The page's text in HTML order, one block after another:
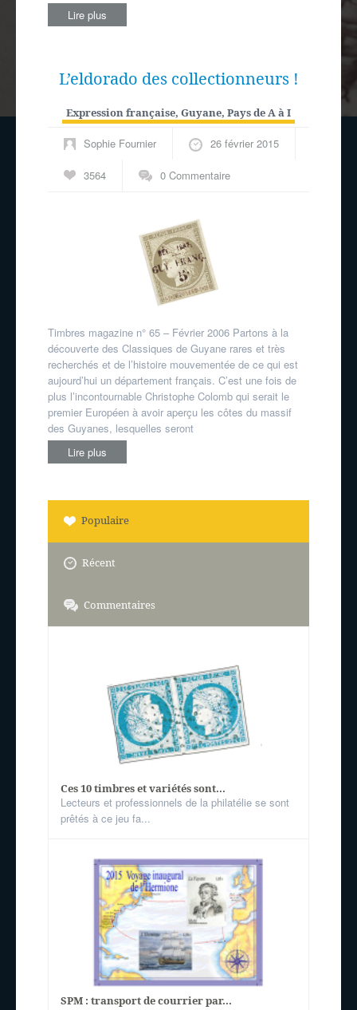
Lire plus
L’eldorado des collectionneurs !
Expression française, Guyane, Pays de A à I
Sophie Fournier 26 février 2015
3564 0 Commentaire
Timbres magazine n° 65 – Février 2006 Partons à la
découverte des Classiques de Guyane rares et très
recherchés et de l’histoire mouvementée de ce qui est
aujourd’hui un département français. C’est une fois de
plus l’incontournable Christophe Colomb qui serait le
premier Européen à avoir aperçu les côtes du massif
des Guyanes, lesquelles seront
Lire plus
Populaire
Récent
Commentaires
Ces 10 timbres et variétés sont...
Lecteurs et professionnels de la philatélie se sont
prêtés à ce jeu fa...
SPM : transport de courrier par...